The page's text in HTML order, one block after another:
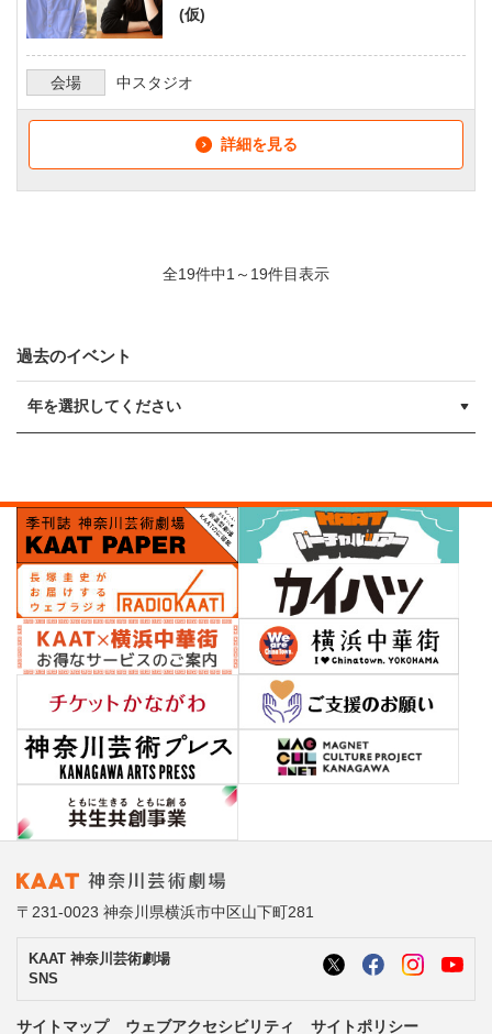
(仮)
会場 中スタジオ
詳細を見る
全19件中1～19件目表示
過去のイベント
〒231-0023 神奈川県横浜市中区山下町281
KAAT 神奈川芸術劇場
SNS
サイトマップ ウェブアクセシビリティ サイトポリシー